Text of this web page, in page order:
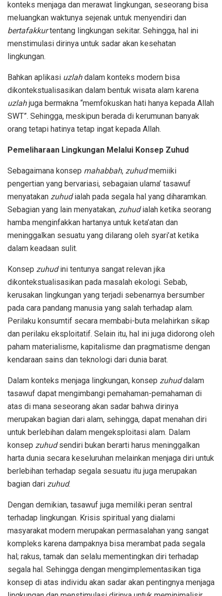
konteks menjaga dan merawat lingkungan, seseorang bisa
meluangkan waktunya sejenak untuk menyendiri dan
bertafakkurtentang lingkungan sekitar. Sehingga, hal ini
menstimulasi dirinya untuk sadar akan kesehatan
lingkungan.
Bahkan aplikasi uzlahdalam konteks modern bisa
dikontekstualisasikan dalam bentuk wisata alam karena
uzlahjuga bermakna “memfokuskan hati hanya kepada Allah
SWT”. Sehingga, meskipun berada di kerumunan banyak
orang tetapi hatinya tetap ingat kepada Allah.
Pemeliharaan Lingkungan Melalui Konsep Zuhud
Sebagaimana konsep mahabbah, zuhudmemiiki
pengertian yang bervariasi, sebagaian ulama’ tasawuf
menyatakan zuhudialah pada segala hal yang diharamkan.
Sebagian yang lain menyatakan, zuhudialah ketika seorang
hamba menginfakkan hartanya untuk keta’atan dan
meninggalkan sesuatu yang dilarang oleh syari’at ketika
dalam keadaan sulit.
Konsep zuhudini tentunya sangat relevan jika
dikontekstualisasikan pada masalah ekologi. Sebab,
kerusakan lingkungan yang terjadi sebenarnya bersumber
pada cara pandang manusia yang salah terhadap alam.
Perilaku konsumtif secara membabi-buta melahirkan sikap
dan perilaku eksploitatif. Selain itu, hal ini juga didorong oleh
paham materialisme, kapitalisme dan pragmatisme dengan
kendaraan sains dan teknologi dari dunia barat.
Dalam konteks menjaga lingkungan, konsep zuhuddalam
tasawuf dapat mengimbangi pemahaman-pemahaman di
atas di mana seseorang akan sadar bahwa dirinya
merupakan bagian dari alam, sehingga, dapat menahan diri
untuk berlebihan dalam mengeksploitasi alam. Dalam
konsep zuhudsendiri bukan berarti harus meninggalkan
harta dunia secara keseluruhan melainkan menjaga diri untuk
berlebihan terhadap segala sesuatu itu juga merupakan
bagian dari zuhud.
Dengan demikian, tasawuf juga memiliki peran sentral
terhadap lingkungan. Krisis spiritual yang dialami
masyarakat modern merupakan permasalahan yang sangat
kompleks karena dampaknya bisa merambat pada segala
hal; rakus, tamak dan selalu mementingkan diri terhadap
segala hal. Sehingga dengan mengimplementasikan tiga
konsep di atas individu akan sadar akan pentingnya menjaga